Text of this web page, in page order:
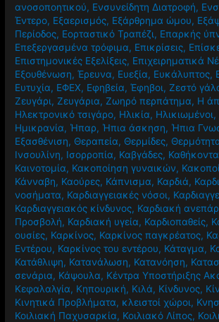
ανοσοποητικού, Ενσυνείδητη Διατροφή,
Έντερο, Εξαερισμός, Εξάρθρημα ώμου,
Περίοδος, Εορταστικό Τραπέζι, Επαρκής
Επεξεργασμένα τρόφιμα, Επικρίσεις,
Επιστημονικές Εξελίξεις, Επιχειρηματικά
Εξουθένωση,Έρευνα, Ευεξία, Ευκάλυπτος,
Ευτυχία, ΕΦΕΧ, Εφηβεία,Έφηβοι,Ζεστό
Ζευγάρι,Ζευγάρια,Ζωηρό περπάτημα, Η
Ηλεκτρονικό τσιγάρο, Ηλικία, Ηλικιωμένοι,
Ημικρανία, Ήπαρ, Ήπια άσκηση, Ήπια
Εξασθένιση, Θεραπεία, Θερμίδες,
Ινσουλίνη, Ισορροπία, Καβγάδες, Καθήκοντα
Καινοτομία, Κακοποίηση γυναικών,
Κάνναβη, Καούρες, Κάπνισμα, Καρδιά,
νοσήματα, Καρδιαγγειακές νόσοι,
Καρδιαγγειακός κίνδυνος, Καρδιακή
Προσβολή, Καρδιακή υγεία, Καρδιοπαθείς,
ουσίες, Καρκίνος, Καρκίνος παγκρέατος,
Εντέρου, Καρκίνος του εντέρου, Κάταγμα,
Κατάθλιψη, Κατανάλωση, Κατανόηση,
σενάρια, Κάψουλα, Κέντρα Υποστήριξης
Κεφαλαλγία, Κηπουρική, Κιλά, Κίνδυνος,
Κινητικά Προβλήματα, κλειστοί χώροι,
Κοιλιακή Παχυσαρκία, Κοιλιακό Λίπος,